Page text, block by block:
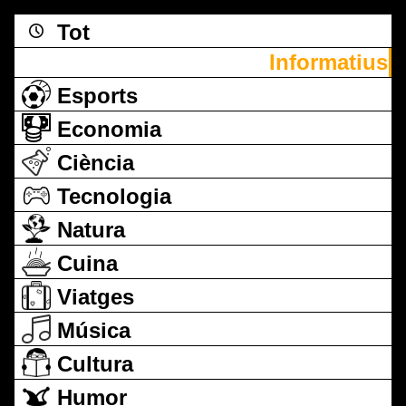
Tot
Informatius
Esports
Economia
Ciència
Tecnologia
Natura
Cuina
Viatges
Música
Cultura
Humor